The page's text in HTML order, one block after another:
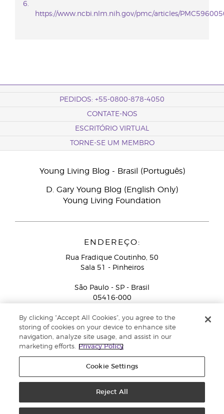
https://www.ncbi.nlm.nih.gov/pmc/articles/
PEDIDOS: +55-0800-878-4050
CONTATE-NOS
ESCRITÓRIO VIRTUAL
TORNE-SE UM MEMBRO
Young Living Blog - Brasil (Português)
D. Gary Young Blog (English Only)
Young Living Foundation
ENDEREÇO:
Rua Fradique Coutinho, 50
Sala 51 - Pinheiros
São Paulo - SP - Brasil
05416-000
Independente (ligação gratuita):
+55-0800-878-4050
By clicking “Accept All Cookies”, you agree to the
storing of cookies on your device to enhance site
navigation, analyze site usage, and assist in our
marketing efforts.
Privacy Policy
Cookie Settings
Reject All